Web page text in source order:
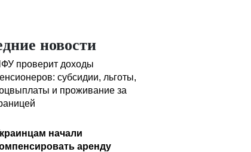
новости
проверит доходы
субсидии, льготы,
и проживание за
начали
аренду